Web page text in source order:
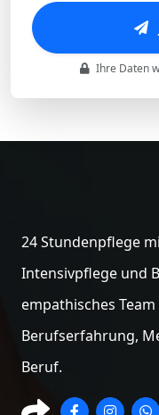
Ihre Daten
24 Stundenpflege
Intensivpflege und
empathisches
Berufserfahrung,
Beruf.